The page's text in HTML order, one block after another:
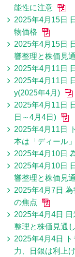
能性に注意
2025年4月15日
物価格
2025年4月15日
響整理と株価見
2025年4月11日
2025年4月11日
y(2025年4月)
2025年4月11日
日～4月4日)
2025年4月11日
本は「ディール
2025年4月10日
2025年4月10日
響整理と株価見
2025年4月7日
の焦点
2025年4月4日
整理と株価見通し
2025年4月4日
力、日銀は利上